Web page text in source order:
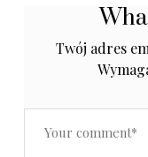
Twój adres